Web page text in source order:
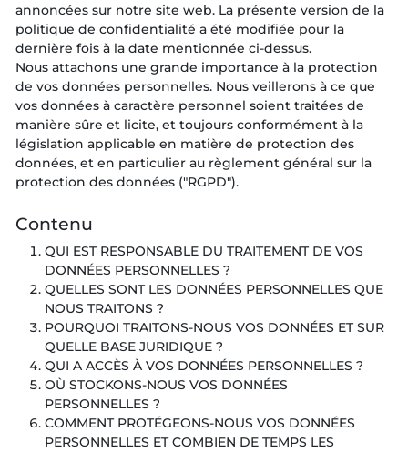
annoncées sur notre site web. La présente version de la
politique de confidentialité a été modifiée pour la
dernière fois à la date mentionnée ci-dessus.
Nous attachons une grande importance à la protection
de vos données personnelles. Nous veillerons à ce que
vos données à caractère personnel soient traitées de
manière sûre et licite, et toujours conformément à la
législation applicable en matière de protection des
données, et en particulier au règlement général sur la
protection des données ("RGPD").
Contenu
QUI EST RESPONSABLE DU TRAITEMENT DE VOS
DONNÉES PERSONNELLES ?
QUELLES SONT LES DONNÉES PERSONNELLES QUE
NOUS TRAITONS ?
POURQUOI TRAITONS-NOUS VOS DONNÉES ET SUR
QUELLE BASE JURIDIQUE ?
QUI A ACCÈS À VOS DONNÉES PERSONNELLES ?
OÙ STOCKONS-NOUS VOS DONNÉES
PERSONNELLES ?
COMMENT PROTÉGEONS-NOUS VOS DONNÉES
PERSONNELLES ET COMBIEN DE TEMPS LES